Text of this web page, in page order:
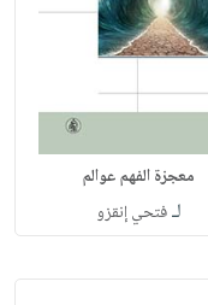
معجزة الفهم عوالم
لـفتحي إنقزو